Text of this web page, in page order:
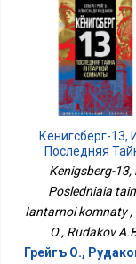
Кенигсберг-13,
Последняя
Янтарной
Kenigsberg-13,
Posledniaia
Iantarnoi komnaty ,
O., Rudakov
Грейгъ О.,